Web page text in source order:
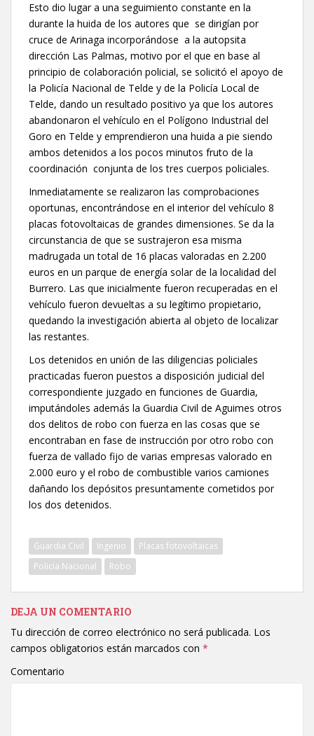
Esto dio lugar a una seguimiento constante en la
durante la huida de los autores que se dirigían por
cruce de Arinaga incorporándose a la autopsita
dirección Las Palmas, motivo por el que en base al
principio de colaboración policial, se solicitó el apoyo de
la Policía Nacional de Telde y de la Policía Local de
Telde, dando un resultado positivo ya que los autores
abandonaron el vehículo en el Polígono Industrial del
Goro en Telde y emprendieron una huida a pie siendo
ambos detenidos a los pocos minutos fruto de la
coordinación conjunta de los tres cuerpos policiales.
Inmediatamente se realizaron las comprobaciones
oportunas, encontrándose en el interior del vehículo 8
placas fotovoltaicas de grandes dimensiones. Se da la
circunstancia de que se sustrajeron esa misma
madrugada un total de 16 placas valoradas en 2.200
euros en un parque de energía solar de la localidad del
Burrero. Las que inicialmente fueron recuperadas en el
vehículo fueron devueltas a su legítimo propietario,
quedando la investigación abierta al objeto de localizar
las restantes.
Los detenidos en unión de las diligencias policiales
practicadas fueron puestos a disposición judicial del
correspondiente juzgado en funciones de Guardia,
imputándoles además la Guardia Civil de Aguimes otros
dos delitos de robo con fuerza en las cosas que se
encontraban en fase de instrucción por otro robo con
fuerza de vallado fijo de varias empresas valorado en
2.000 euro y el robo de combustible varios camiones
dañando los depósitos presuntamente cometidos por
los dos detenidos.
Guardia Civil Ingenio
Placas fotovoltaicas
Policia Nacional
Robo
DEJA UN COMENTARIO
Tu dirección de correo electrónico no será publicada. Los
campos obligatorios están marcados con *
Comentario